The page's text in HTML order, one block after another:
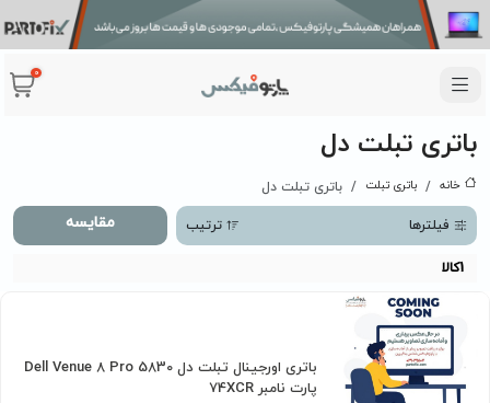
0
باتری تبلت دل
خانه باتری تبلت باتری تبلت دل
فیلترها ترتیب مقایسه
1کالا
باتری اورجینال تبلت دل Dell Venue 8 Pro 5830
پارت نامبر 74XCR